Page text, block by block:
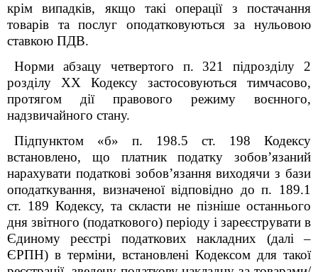
крім випадків, якщо такі операції з постачання
товарів та послуг оподатковуються за нульовою
ставкою ПДВ.
Норми абзацу четвертого п. 321
підрозділу 2
розділу ХХ Кодексу застосовуються тимчасово,
протягом дії правового режиму воєнного,
надзвичайного стану.
Підпунктом «б» п. 198.5 ст. 198 Кодексу
встановлено, що платник податку зобов’язаний
нарахувати податкові зобов’язання виходячи з бази
оподаткування, визначеної відповідно до п. 189.1
ст. 189 Кодексу, та скласти не пізніше останнього
дня звітного (податкового) періоду і зареєструвати в
Єдиному реєстрі податкових накладних (далі –
ЄРПН) в терміни, встановлені Кодексом для такої